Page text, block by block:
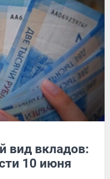
вид вкладов:
10 июня